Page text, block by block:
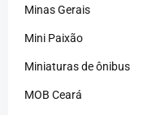
Minas Gerais
Mini Paixão
Miniaturas de ônibus
MOB Ceará